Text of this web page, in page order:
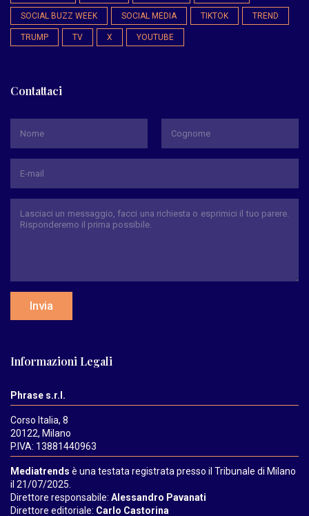
SOCIAL BUZZ WEEK SOCIAL MEDIA TIKTOK TREND
TRUMP TV X YOUTUBE
Contattaci
Invia
Informazioni Legali
Phrase s.r.l.
Corso Italia, 8
20122, Milano
P.IVA: 13881440963
Mediatrends è una testata registrata presso il Tribunale di Milano
il 21/07/2025.
Direttore responsabile: Alessandro Pavanati
Direttore editoriale: Carlo Castorina